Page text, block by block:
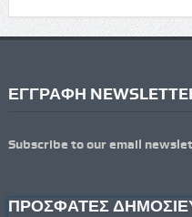
ΕΓΓΡΑΦΗ
Subscribe to our email
ΠΡΟΣΦΑΤΕΣ